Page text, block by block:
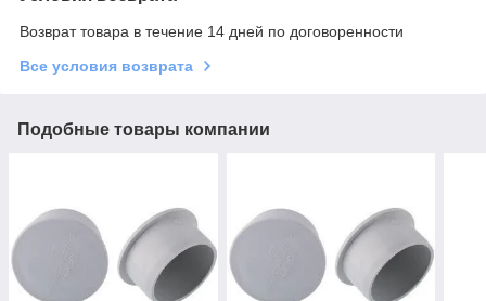
Возврат товара в течение 14 дней по договоренности
Все условия возврата
Подобные товары компании